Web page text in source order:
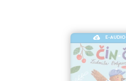
E-AUDIO